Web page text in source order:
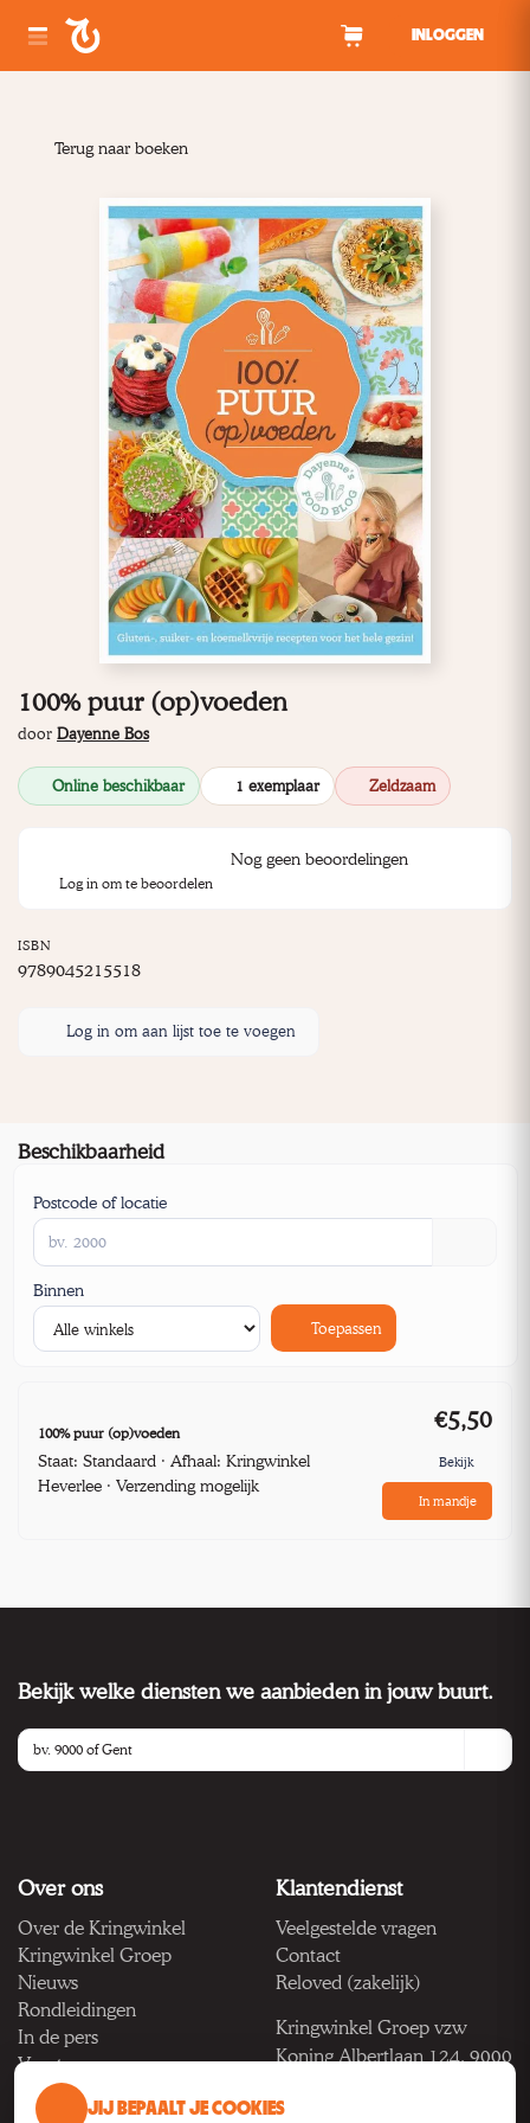
INLOGGEN
Terug naar boeken
100% puur (op)voeden
door Dayenne Bos
Online beschikbaar 1 exemplaar Zeldzaam
Nog geen beoordelingen
Log in om te beoordelen
ISBN
9789045215518
Log in om aan lijst toe te voegen
Beschikbaarheid
Postcode of locatie
Binnen
Toepassen
100% puur (op)voeden
Staat: Standaard · Afhaal: Kringwinkel
Heverlee · Verzending mogelijk
€5,50
Bekijk
In mandje
Bekijk welke diensten we aanbieden in jouw buurt.
Over ons
Over de Kringwinkel
Kringwinkel Groep
Nieuws
Rondleidingen
In de pers
Vacatures
Klantendienst
Veelgestelde vragen
Contact
Reloved (zakelijk)
Kringwinkel Groep vzw
Koning Albertlaan 124, 9000
BTW BE 1033.922.208
JIJ BEPAALT JE COOKIES